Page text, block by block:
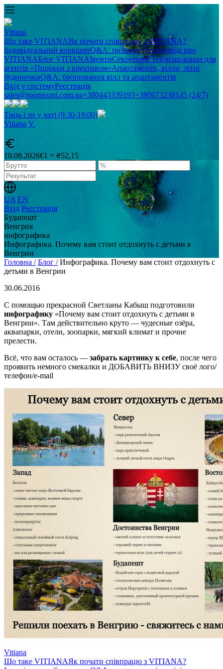
Vitiana
Що таке VITIANAЯк почати співпрацю з VITIANA?
Індивідуальний воркшопQ&A: питання та відповіді про
VITIANAБлог VITIANAІвентиСекретний Telegram-канал для
агентів «Пиріжки з креативом»Апартаменти, вілли, літні
будиночкиQ&A: бронювання вілл та апартаментів
Вхід у системуРеєстрація
sales@roomsxml.com.ua+380443339193+380673238145 (24/7)
Тиць і ти у чаті (9:30-18:00)
Vitiana V.
10.08.2026€1 = ₴52,15
UA EN
Вхід Реєстрація
Будапешт
Венгрия
инфографика
Инфографика. Почему вам стоит отдохнуть с детьми в
Венгрии
Головна / Блог / Инфографика. Почему вам стоит отдохнуть с
детьми в Венгрии
30.06.2016
С помощью прекрасной Светланы Кабыш подготовили
инфографику «Почему вам стоит отдохнуть с детьми в
Венгрии». Там действительно круто — чудесные озёра,
аквапарки, отели, зоопарки, мягкий климат и прочие
прелести.
Всё, что вам осталось — забрать картинку к себе, после чего
проявить немного смекалки и ДОБАВИТЬ ВНИЗУ своё лого/
телефон/e-mail
Vitiana
Що таке VITIANAЯк почати співпрацю з VITIANA?